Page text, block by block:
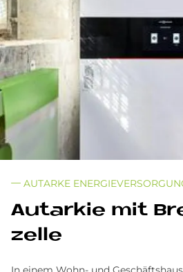
AUTARKE
Aut­ar­kie mit
zel­le